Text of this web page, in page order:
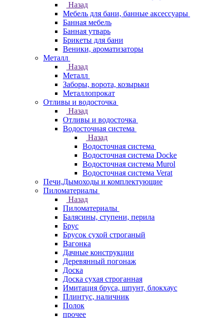
Назад
Мебель для бани, банные аксессуары
Банная мебель
Банная утварь
Брикеты для бани
Веники, ароматизаторы
Металл
Назад
Металл
Заборы, ворота, козырьки
Металлопрокат
Отливы и водосточка
Назад
Отливы и водосточка
Водосточная система
Назад
Водосточная система
Водосточная система Docke
Водосточная система Murol
Водосточная система Verat
Печи,Дымоходы и комплектующие
Пиломатериалы
Назад
Пиломатериалы
Балясины, ступени, перила
Брус
Брусок сухой строганый
Вагонка
Дачные конструкции
Деревянный погонаж
Доска
Доска сухая строганная
Имитация бруса, шпунт, блокхаус
Плинтус, наличник
Полок
прочее